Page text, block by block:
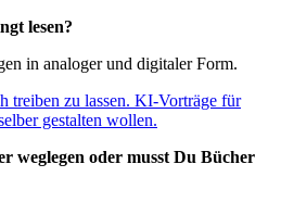
lesen?
in analoger und digitaler Form.
weglegen oder musst Du Bücher